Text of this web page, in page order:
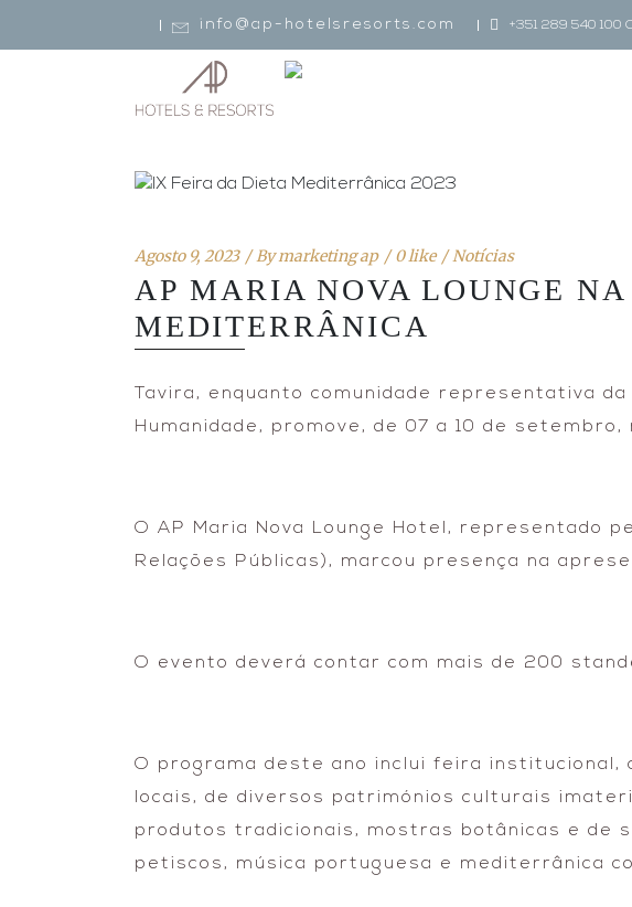
info@ap-hotelsresorts.com +351 289 540 100
Agosto 9, 2023 Bymarketing ap 0 like Notícias
AP MARIA NOVA LOUNGE
MEDITERRÂNICA
Tavira, enquanto comunidade representativa
Humanidade, promove, de 07 a 10 de
O AP Maria Nova Lounge Hotel, representado
Relações Públicas), marcou presença na
O evento deverá contar com mais de 200
O programa deste ano inclui feira
locais, de diversos patrimónios culturais
produtos tradicionais, mostras botânicas e de
petiscos, música portuguesa e mediterrânica